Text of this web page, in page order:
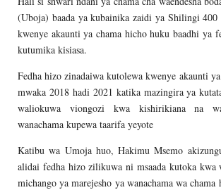
(Uboja) baada ya kubainika zaidi ya Shilingi
kwenye akaunti ya chama hicho huku baadhi ya
kutumika kisiasa.
Fedha hizo zinadaiwa kutolewa kwenye akaunti
mwaka 2018 hadi 2021 katika mazingira ya
waliokuwa viongozi kwa kishirikiana na
wanachama kupewa taarifa yeyote
Katibu wa Umoja huo, Hakimu Msemo
alidai fedha hizo zilikuwa ni msaada kutoka kwa
michango ya marejesho ya wanachama wa